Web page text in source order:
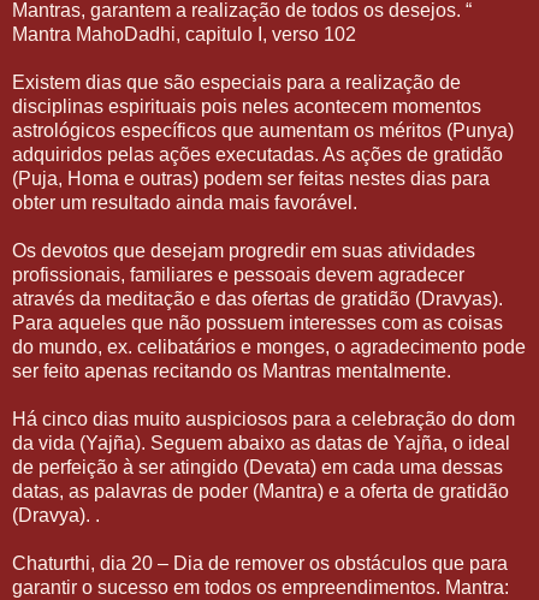
Mantras, garantem a realização de todos os desejos. “
Mantra MahoDadhi, capitulo I, verso 102
Existem dias que são especiais para a realização de
disciplinas espirituais pois neles acontecem momentos
astrológicos específicos que aumentam os méritos (Punya)
adquiridos pelas ações executadas. As ações de gratidão
(Puja, Homa e outras) podem ser feitas nestes dias para
obter um resultado ainda mais favorável.
Os devotos que desejam progredir em suas atividades
profissionais, familiares e pessoais devem agradecer
através da meditação e das ofertas de gratidão (Dravyas).
Para aqueles que não possuem interesses com as coisas
do mundo, ex. celibatários e monges, o agradecimento pode
ser feito apenas recitando os Mantras mentalmente.
Há cinco dias muito auspiciosos para a celebração do dom
da vida (Yajña). Seguem abaixo as datas de Yajña, o ideal
de perfeição à ser atingido (Devata) em cada uma dessas
datas, as palavras de poder (Mantra) e a oferta de gratidão
(Dravya). .
Chaturthi, dia 20 – Dia de remover os obstáculos que para
garantir o sucesso em todos os empreendimentos. Mantra: